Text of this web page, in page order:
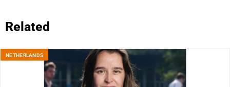
Related
NETHERLANDS